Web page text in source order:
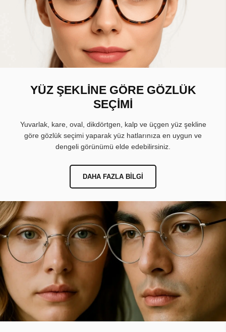
YÜZ ŞEKLİNE GÖRE GÖZLÜK
SEÇİMİ
Yuvarlak, kare, oval, dikdörtgen, kalp ve üçgen yüz şekline
göre gözlük seçimi yaparak yüz hatlarınıza en uygun ve
dengeli görünümü elde edebilirsiniz.
DAHA FAZLA BILGI